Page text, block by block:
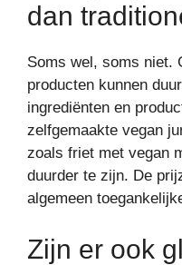
dan
Soms wel, soms niet.
producten kunnen
ingrediënten en
zelfgemaakte vegan
zoals friet met vegan
duurder te zijn. De
algemeen
Zijn er ook